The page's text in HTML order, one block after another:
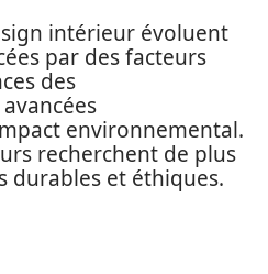
intérieur évoluent
par des facteurs
des
environnemental.
recherchent de plus
durables et éthiques.